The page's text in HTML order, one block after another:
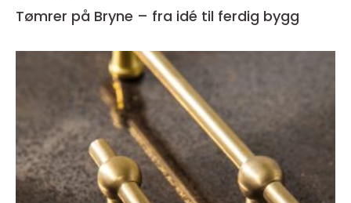
Tømrer på Bryne – fra idé til ferdig bygg